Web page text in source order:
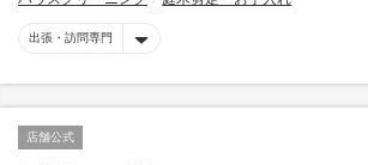
出張・訪問専門
店舗公式